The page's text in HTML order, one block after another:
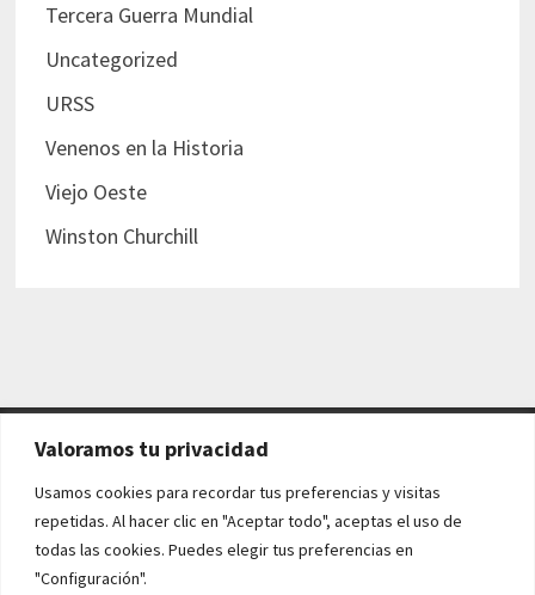
Valoramos tu privacidad
Usamos cookies para recordar tus preferencias y visitas
repetidas. Al hacer clic en "Aceptar todo", aceptas el uso de
todas las cookies. Puedes elegir tus preferencias en
"Configuración".
Tercera Guerra Mundial
Uncategorized
URSS
Venenos en la Historia
Viejo Oeste
Winston Churchill
AVISO LEGAL Y POLÍTICAS
Aviso legal
Política de cookies